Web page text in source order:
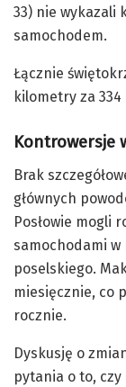
33) nie wykazali
samochodem.
Łącznie
kilometry za 334
Kontrowersje
Brak
głównych
Posłowie mogli
samochodami w
poselskiego.
miesięcznie, co
rocznie.
Dyskusję o
pytania o to,